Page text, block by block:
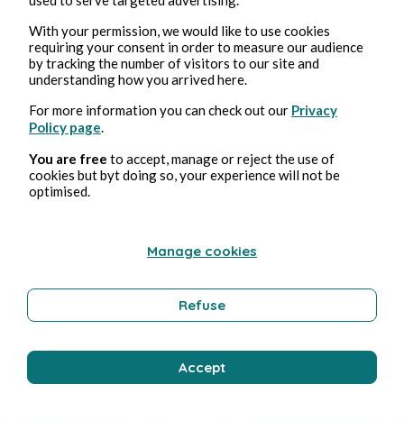
With your permission, we would like to use cookies
requiring your consent in order to measure our audience
by tracking the number of visitors to our site and
understanding how you arrived here.
For more information you can check out our Privacy
Policy page
You are free to accept, manage or reject the use of
cookies but byt doing so, your experience will not be
optimised.
Manage cookies
Refuse
Accept